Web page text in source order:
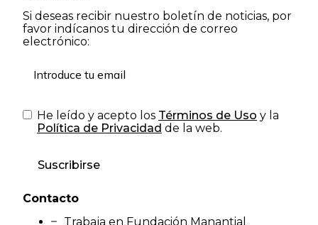
Si deseas recibir nuestro boletín de noticias, por
favor indícanos tu dirección de correo
electrónico:
He leído y acepto los Términos de Uso y la
Política de Privacidad de la web.
Suscribirse
Contacto
Trabaja en Fundación Manantial